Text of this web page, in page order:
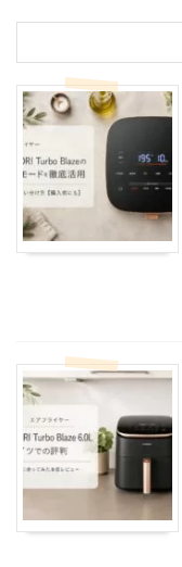
COSORI
halbiert, ausgerollt,
belegt, fertig.
Besonders prakt ...